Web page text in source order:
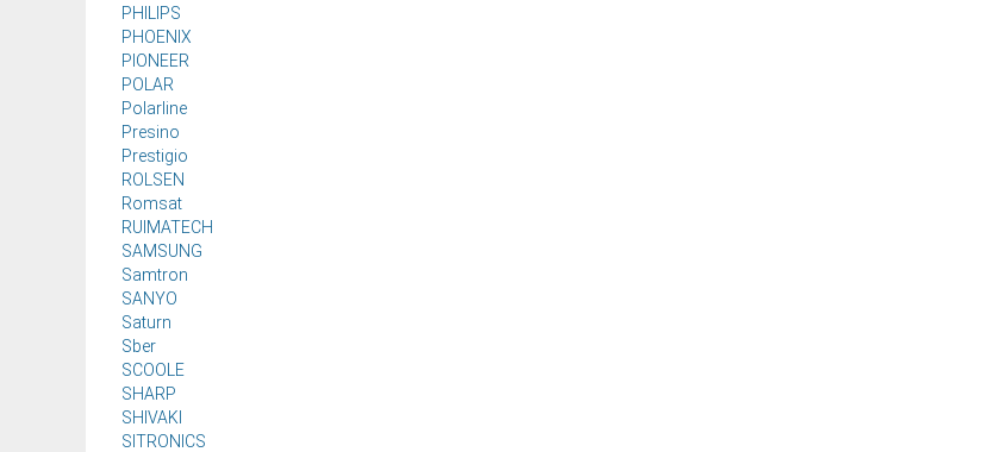
PHILIPS
PHOENIX
PIONEER
POLAR
Polarline
Presino
Prestigio
ROLSEN
Romsat
RUIMATECH
SAMSUNG
Samtron
SANYO
Saturn
Sber
SCOOLE
SHARP
SHIVAKI
SITRONICS